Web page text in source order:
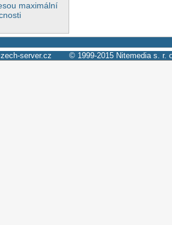
maximální
server.cz © 1999-2015 Nitemedia s. r.